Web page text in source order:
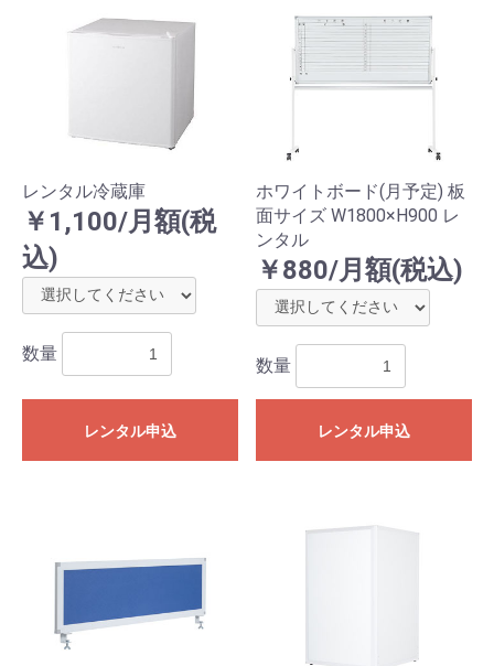
レンタル冷蔵庫
￥1,100/月額(税
込)
数量
レンタル申込
ホワイトボード(月予定) 板
面サイズ W1800×H900 レ
ンタル
￥880/月額(税込)
数量
レンタル申込